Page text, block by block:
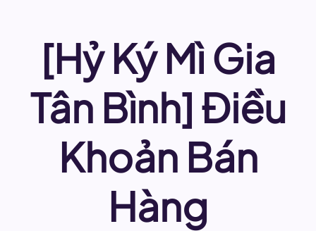
[Hỷ Ký Mì Gia
Tân Bình] Điều
Khoản Bán
Hàng